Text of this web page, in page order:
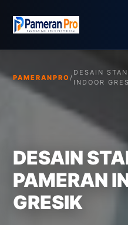
PAMERANPRO /
DESAIN
INDOOR
DESAIN
PAMERAN
GRESIK